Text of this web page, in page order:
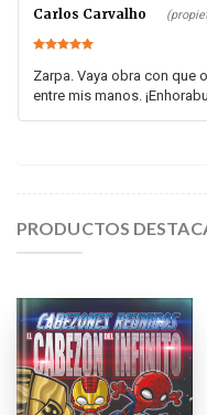
Carlos Carvalho
de 5
Zarpa. Vaya obra con que
entre mis manos.
PRODUCTOS